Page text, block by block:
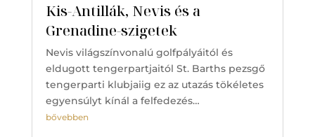
Kis-Antillák, Nevis és a
Grenadine-szigetek
Nevis világszínvonalú golfpályáitól és
eldugott tengerpartjaitól St. Barths pezsgő
tengerparti klubjaiig ez az utazás tökéletes
egyensúlyt kínál a felfedezés…
bővebben